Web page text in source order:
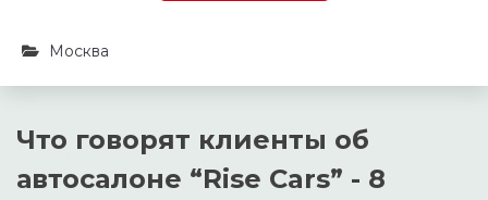
Москва
Что говорят клиенты об
автосалоне “Rise Cars” - 8